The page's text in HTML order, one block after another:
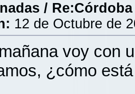
/ Re:Córdoba
12 de Octubre de
voy con
¿cómo